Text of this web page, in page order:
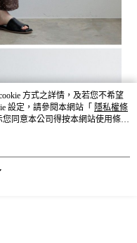
方式之詳情，及若您不希望
設定，請參閱本網站「 隱私權條
您同意本公司得按本網站使用條款